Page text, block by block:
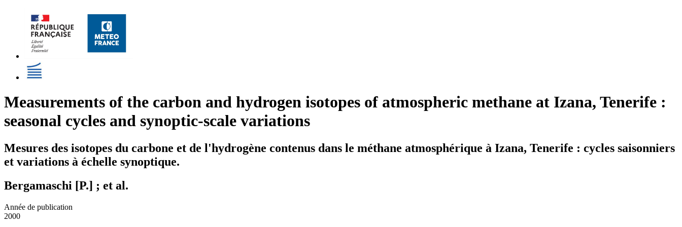
Measurements of the carbon and hydrogen isotopes of atmospheric methane at Izana, Tenerife :
seasonal cycles and synoptic-scale variations
Mesures des isotopes du carbone et de l'hydrogène contenus dans le méthane atmosphérique à Izana, Tenerife : cycles saisonniers
et variations à échelle synoptique.
Bergamaschi [P.] ; et al.
Année de publication
2000